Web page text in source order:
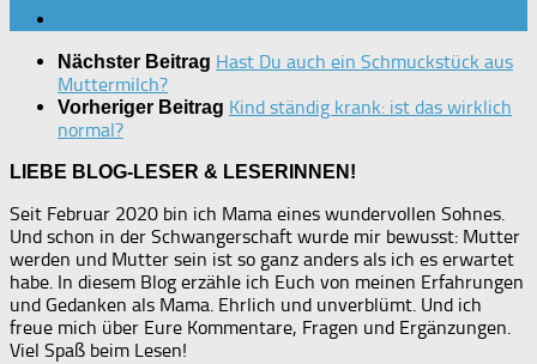
Nächster Beitrag Hast Du auch ein Schmuckstück aus
Muttermilch?
Vorheriger Beitrag Kind ständig krank: ist das wirklich
normal?
LIEBE BLOG-LESER & LESERINNEN!
Seit Februar 2020 bin ich Mama eines wundervollen Sohnes.
Und schon in der Schwangerschaft wurde mir bewusst: Mutter
werden und Mutter sein ist so ganz anders als ich es erwartet
habe. In diesem Blog erzähle ich Euch von meinen Erfahrungen
und Gedanken als Mama. Ehrlich und unverblümt. Und ich
freue mich über Eure Kommentare, Fragen und Ergänzungen.
Viel Spaß beim Lesen!